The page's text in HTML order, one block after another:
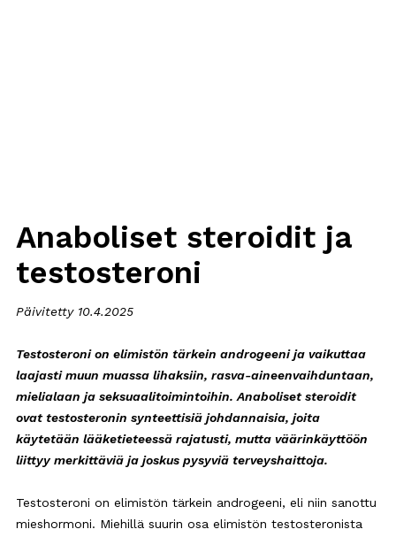
Anaboliset steroidit ja
testosteroni
Päivitetty 10.4.2025
Testosteroni on elimistön tärkein androgeeni ja vaikuttaa
laajasti muun muassa lihaksiin, rasva-aineenvaihduntaan,
mielialaan ja seksuaalitoimintoihin. Anaboliset steroidit
ovat testosteronin synteettisiä johdannaisia, joita
käytetään lääketieteessä rajatusti, mutta väärinkäyttöön
liittyy merkittäviä ja joskus pysyviä terveyshaittoja.
Testosteroni on elimistön tärkein androgeeni, eli niin sanottu
mieshormoni. Miehillä suurin osa elimistön testosteronista